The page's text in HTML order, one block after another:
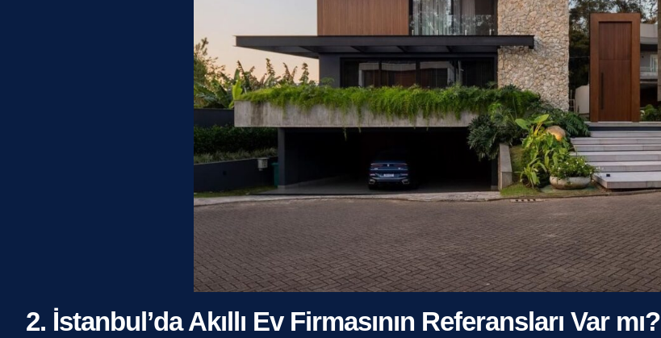
2. İstanbul’da Akıllı Ev Firmasının Referansları Var mı?